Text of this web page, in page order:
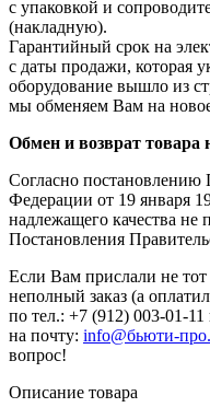
с упаковкой и
(накладную).
Гарантийный срок на
с даты продажи, которая
оборудование вышло из
мы обменяем Вам на
Обмен и возврат товара
Согласно постановлению
Федерации от 19 января
надлежащего качества не
Постановления
Если Вам прислали не
неполный заказ (а
по тел.: +7 (912) 003-01-
на почту: info@бьюти-
вопрос!
Описание товара